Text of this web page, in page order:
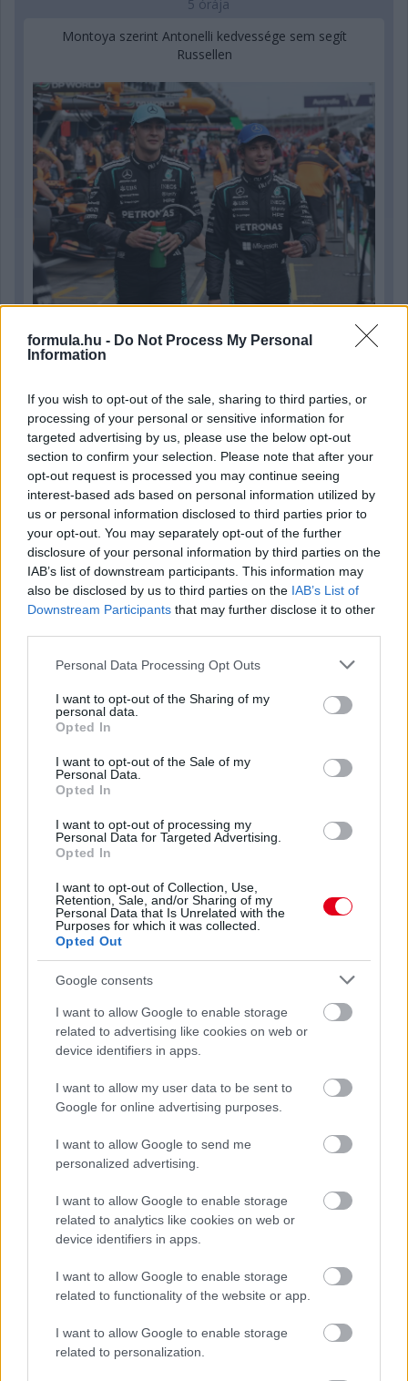
formula.hu - Do Not Process My Personal
Information
If you wish to opt-out of the sale, sharing to third parties, or
processing of your personal or sensitive information for
targeted advertising by us, please use the below opt-out
section to confirm your selection. Please note that after your
opt-out request is processed you may continue seeing
interest-based ads based on personal information utilized by
us or personal information disclosed to third parties prior to
your opt-out. You may separately opt-out of the further
disclosure of your personal information by third parties on the
IAB’s list of downstream participants. This information may
also be disclosed by us to third parties on the IAB’s List of
Downstream Participants that may further disclose it to other
Please note that this website/app uses one or more Google
not limited to your visit or usage behaviour. You may click to
grant or deny consent to Google and its third-party tags to
use your data for below specified purposes in below Google
consent section.
Personal Data Processing Opt Outs
I want to opt-out of the Sharing of my
personal data.
Opted In
I want to opt-out of the Sale of my
Personal Data.
Opted In
I want to opt-out of processing my
Personal Data for Targeted Advertising.
Opted In
I want to opt-out of Collection, Use,
Retention, Sale, and/or Sharing of my
Personal Data that Is Unrelated with the
Purposes for which it was collected.
Opted Out
Google consents
I want to allow Google to enable storage
related to advertising like cookies on web or
device identifiers in apps.
I want to allow my user data to be sent to
Google for online advertising purposes.
I want to allow Google to send me
personalized advertising.
I want to allow Google to enable storage
related to analytics like cookies on web or
device identifiers in apps.
I want to allow Google to enable storage
related to functionality of the website or app.
I want to allow Google to enable storage
related to personalization.
5 órája
Montoya szerint Antonelli kedvessége sem segít
Russellen
1 napja
McLarennél, nem borítaná fel Verstappenért
Megvan, mikor kezdődik az F1-es Bahreini Nagydíj
2 napja
Ilyen lehet a jövő F1-es szabályrendszere Domenicali
szerint